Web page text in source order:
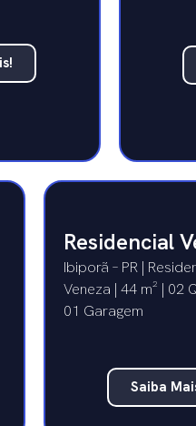
Residencial
Ibiporã – PR |
Veneza | 44 m² | 02
01 Garagem
Saiba